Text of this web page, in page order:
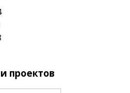
проектов